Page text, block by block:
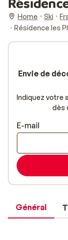
Home Ski
Résidence les
Général
Envie de
Indiquez votre
dès
E-mail